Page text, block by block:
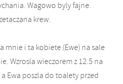
Wagowo byly fajne.
krew.
mnie i ta kobiete (Ewe) na sale
Wzrosla wieczorem z 12.5 na
Ewa poszla do toalety przed